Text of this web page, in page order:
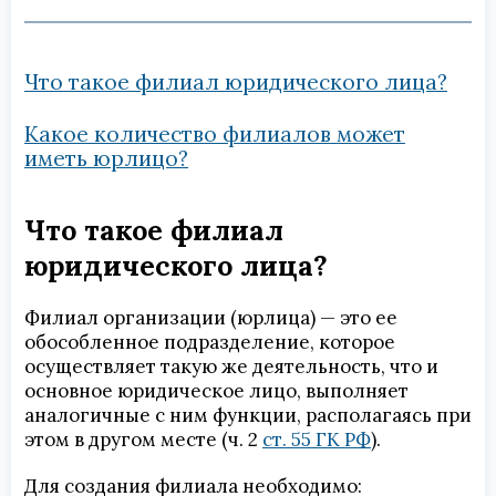
Что такое филиал юридического лица?
Какое количество филиалов может
иметь юрлицо?
Что такое филиал
юридического лица?
Филиал организации (юрлица) — это ее
обособленное подразделение, которое
осуществляет такую же деятельность, что и
основное юридическое лицо, выполняет
аналогичные с ним функции, располагаясь при
этом в другом месте (ч. 2 ст. 55 ГК РФ).
Для создания филиала необходимо: